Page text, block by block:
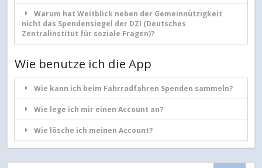
Warum hat Weitblick neben der Gemeinnützigkeit
nicht das Spendensiegel der DZI (Deutsches
Zentralinstitut für soziale Fragen)?
Wie benutze ich die App
Wie kann ich beim Fahrradfahren Spenden sammeln?
Wie lege ich mir einen Account an?
Wie lösche ich meinen Account?